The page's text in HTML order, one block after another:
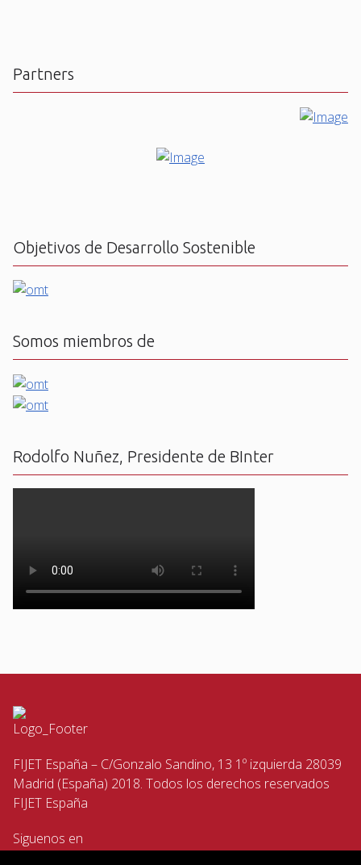
Partners
Objetivos de Desarrollo Sostenible
Somos miembros de
Rodolfo Nuñez, Presidente de BInter
FIJET España – C/Gonzalo Sandino, 13 1º izquierda 28039
Madrid (España) 2018. Todos los derechos reservados
FIJET España
Siguenos en